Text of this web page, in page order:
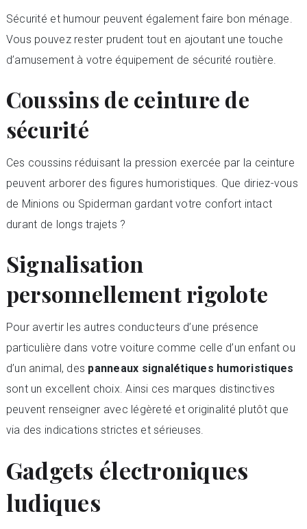
Sécurité et humour peuvent également faire bon ménage.
Vous pouvez rester prudent tout en ajoutant une touche
d’amusement à votre équipement de sécurité routière.
Coussins de ceinture de
sécurité
Ces coussins réduisant la pression exercée par la ceinture
peuvent arborer des figures humoristiques. Que diriez-vous
de Minions ou Spiderman gardant votre confort intact
durant de longs trajets ?
Signalisation
personnellement rigolote
Pour avertir les autres conducteurs d’une présence
particulière dans votre voiture comme celle d’un enfant ou
d’un animal, des panneaux signalétiques humoristiques
sont un excellent choix. Ainsi ces marques distinctives
peuvent renseigner avec légèreté et originalité plutôt que
via des indications strictes et sérieuses.
Gadgets électroniques
ludiques